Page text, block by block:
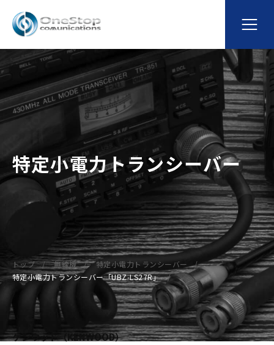
特定小電力トランシーバー
トップ 無線機
特定小電力トランシーバー
特定小電力トランシーバー「UBZ-LS27R」
ケンウッド（KENWOOD）